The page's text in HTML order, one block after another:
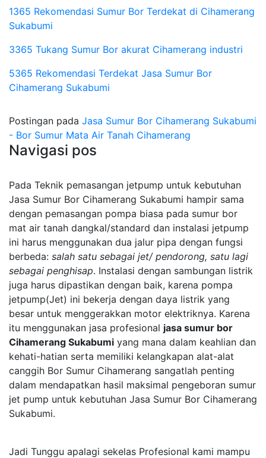
1365 Rekomendasi Sumur Bor Terdekat di Cihamerang
Sukabumi
3365 Tukang Sumur Bor akurat Cihamerang industri
5365 Rekomendasi Terdekat Jasa Sumur Bor
Cihamerang Sukabumi
Postingan pada Jasa Sumur Bor Cihamerang Sukabumi
- Bor Sumur Mata Air Tanah Cihamerang
Navigasi pos
Pada Teknik pemasangan jetpump untuk kebutuhan
Jasa Sumur Bor Cihamerang Sukabumi hampir sama
dengan pemasangan pompa biasa pada sumur bor
mat air tanah dangkal/standard dan instalasi jetpump
ini harus menggunakan dua jalur pipa dengan fungsi
berbeda: salah satu sebagai jet/ pendorong, satu lagi
sebagai penghisap. Instalasi dengan sambungan listrik
juga harus dipastikan dengan baik, karena pompa
jetpump(Jet) ini bekerja dengan daya listrik yang
besar untuk menggerakkan motor elektriknya. Karena
itu menggunakan jasa profesional jasa sumur bor
Cihamerang Sukabumi yang mana dalam keahlian dan
kehati-hatian serta memiliki kelangkapan alat-alat
canggih Bor Sumur Cihamerang sangatlah penting
dalam mendapatkan hasil maksimal pengeboran sumur
jet pump untuk kebutuhan Jasa Sumur Bor Cihamerang
Sukabumi.
Jadi Tunggu apalagi sekelas Profesional kami mampu